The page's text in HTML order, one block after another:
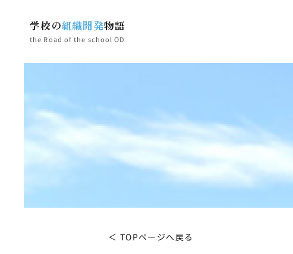
学校の組織開発物語
the Road of the school OD
＜ TOPページへ戻る